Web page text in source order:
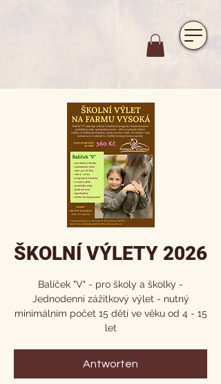
ŠKOLNÍ VÝLETY 2026
Balíček "V" - pro školy a školky -
Jednodenní zážitkový výlet - nutný
minimálním počet 15 dětí ve věku od 4 - 15
let
Antworten